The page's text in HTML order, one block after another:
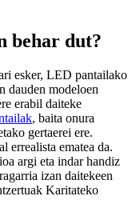
behar dut?
esker, LED pantailako
dauden modeloen
erabil daiteke
, baita onura
gertaerei ere.
errealista ematea da.
argi eta indar handiz
izan daitekeen
Karitateko